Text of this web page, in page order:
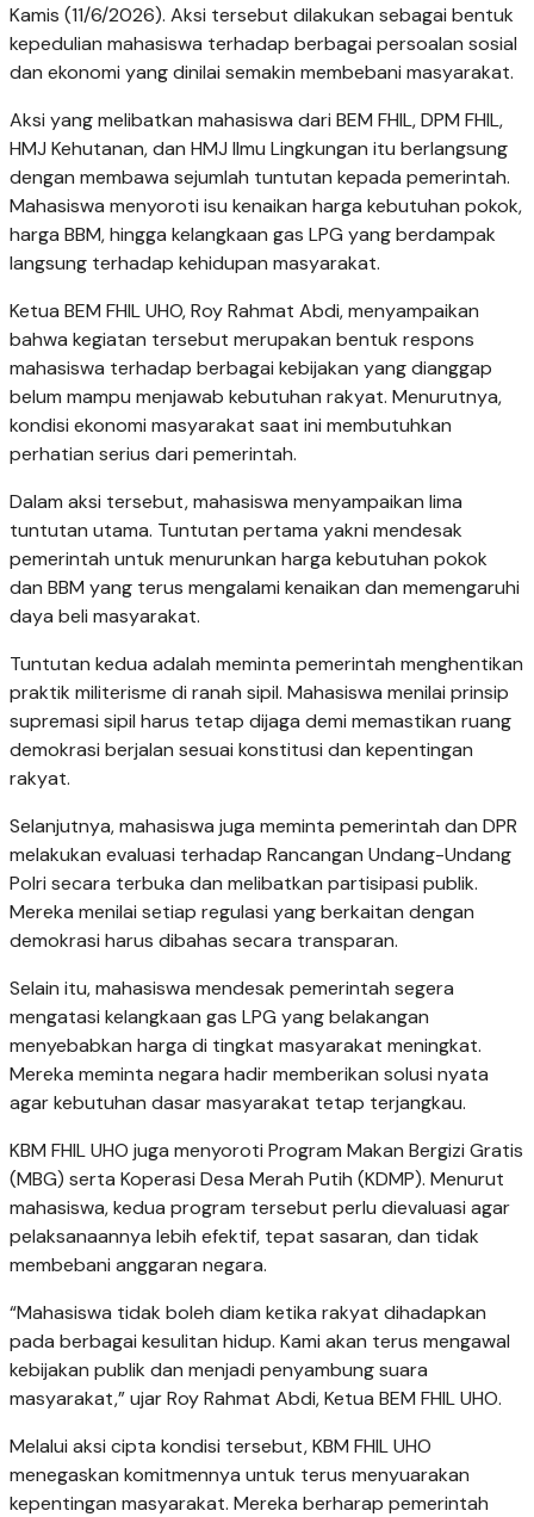
Kamis (11/6/2026). Aksi tersebut dilakukan sebagai bentuk
kepedulian mahasiswa terhadap berbagai persoalan sosial
dan ekonomi yang dinilai semakin membebani masyarakat.
Aksi yang melibatkan mahasiswa dari BEM FHIL, DPM FHIL,
HMJ Kehutanan, dan HMJ Ilmu Lingkungan itu berlangsung
dengan membawa sejumlah tuntutan kepada pemerintah.
Mahasiswa menyoroti isu kenaikan harga kebutuhan pokok,
harga BBM, hingga kelangkaan gas LPG yang berdampak
langsung terhadap kehidupan masyarakat.
Ketua BEM FHIL UHO, Roy Rahmat Abdi, menyampaikan
bahwa kegiatan tersebut merupakan bentuk respons
mahasiswa terhadap berbagai kebijakan yang dianggap
belum mampu menjawab kebutuhan rakyat. Menurutnya,
kondisi ekonomi masyarakat saat ini membutuhkan
perhatian serius dari pemerintah.
Dalam aksi tersebut, mahasiswa menyampaikan lima
tuntutan utama. Tuntutan pertama yakni mendesak
pemerintah untuk menurunkan harga kebutuhan pokok
dan BBM yang terus mengalami kenaikan dan memengaruhi
daya beli masyarakat.
Tuntutan kedua adalah meminta pemerintah menghentikan
praktik militerisme di ranah sipil. Mahasiswa menilai prinsip
supremasi sipil harus tetap dijaga demi memastikan ruang
demokrasi berjalan sesuai konstitusi dan kepentingan
rakyat.
Selanjutnya, mahasiswa juga meminta pemerintah dan DPR
melakukan evaluasi terhadap Rancangan Undang-Undang
Polri secara terbuka dan melibatkan partisipasi publik.
Mereka menilai setiap regulasi yang berkaitan dengan
demokrasi harus dibahas secara transparan.
Selain itu, mahasiswa mendesak pemerintah segera
mengatasi kelangkaan gas LPG yang belakangan
menyebabkan harga di tingkat masyarakat meningkat.
Mereka meminta negara hadir memberikan solusi nyata
agar kebutuhan dasar masyarakat tetap terjangkau.
KBM FHIL UHO juga menyoroti Program Makan Bergizi Gratis
(MBG) serta Koperasi Desa Merah Putih (KDMP). Menurut
mahasiswa, kedua program tersebut perlu dievaluasi agar
pelaksanaannya lebih efektif, tepat sasaran, dan tidak
membebani anggaran negara.
“Mahasiswa tidak boleh diam ketika rakyat dihadapkan
pada berbagai kesulitan hidup. Kami akan terus mengawal
kebijakan publik dan menjadi penyambung suara
masyarakat,” ujar Roy Rahmat Abdi, Ketua BEM FHIL UHO.
Melalui aksi cipta kondisi tersebut, KBM FHIL UHO
menegaskan komitmennya untuk terus menyuarakan
kepentingan masyarakat. Mereka berharap pemerintah